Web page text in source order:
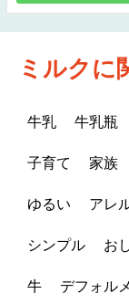
ミルクに
牛乳 牛乳瓶
子育て 家族
ゆるい アレ
シンプル お
牛 デフォルメ